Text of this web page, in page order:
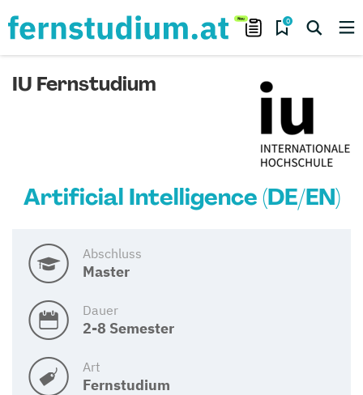
0
IU Fernstudium
Artificial Intelligence (DE/EN)
Abschluss
Master
Dauer
2-8 Semester
Art
Fernstudium